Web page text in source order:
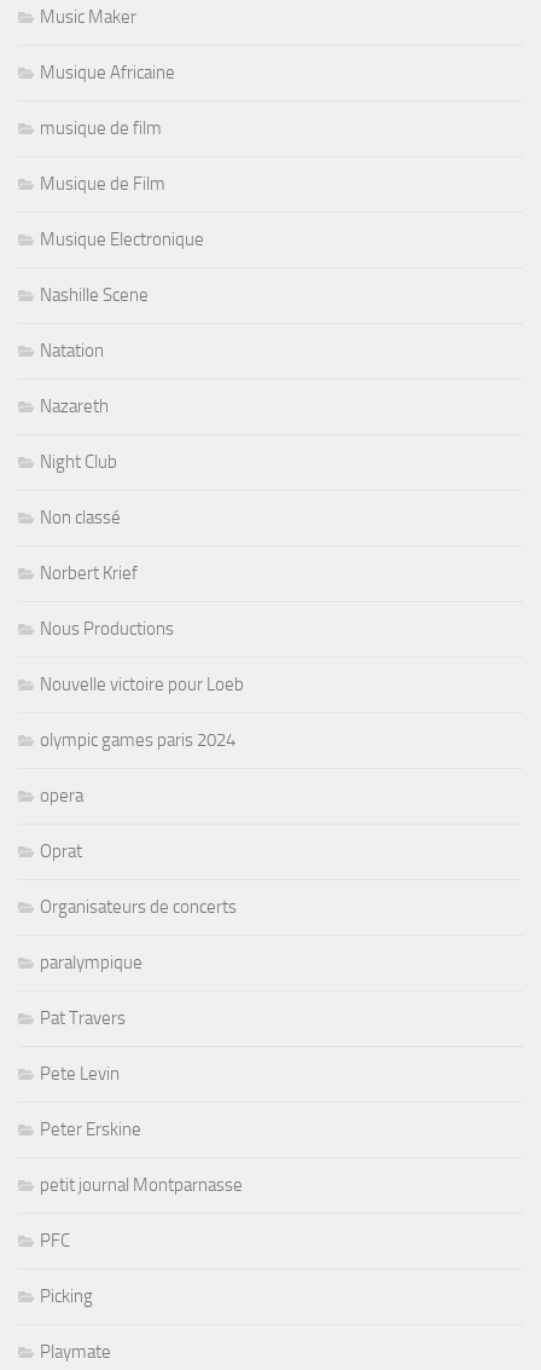
Music Maker
Musique Africaine
musique de film
Musique de Film
Musique Electronique
Nashille Scene
Natation
Nazareth
Night Club
Non classé
Norbert Krief
Nous Productions
Nouvelle victoire pour Loeb
olympic games paris 2024
opera
Oprat
Organisateurs de concerts
paralympique
Pat Travers
Pete Levin
Peter Erskine
petit journal Montparnasse
PFC
Picking
Playmate